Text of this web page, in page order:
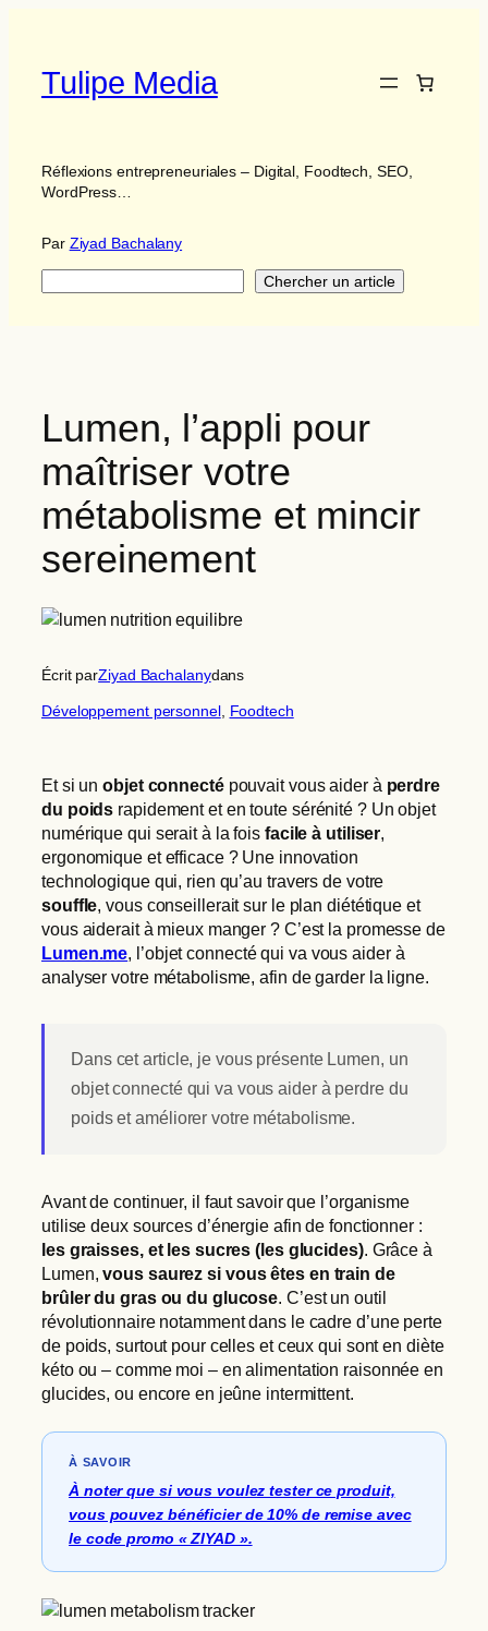
contenuTulipe Media
Réflexions entrepreneuriales – Digital, Foodtech, SEO,
WordPress…
Par Ziyad Bachalany
Chercher un article
Lumen, l’appli pour
maîtriser votre
métabolisme et mincir
sereinement
Écrit parZiyad Bachalanydans
Développement personnel, Foodtech
Et si unobjet connectépouvait vous aider à perdre
du poids rapidement et en toute sérénité ? Un objet
numérique qui serait à la fois facile à utiliser,
ergonomique et efficace ? Une innovation
technologique qui, rien qu’au travers de votre
souffle, vous conseillerait sur le plan diététique et
vous aiderait à mieux manger ? C’est la promesse de
Lumen.me, l’objet connecté qui va vous aider à
analyser votre métabolisme, afin de garder la ligne.
Dans cet article, je vous présente Lumen, un
objet connecté qui va vous aider à perdre du
poids et améliorer votre métabolisme.
Avant de continuer, il faut savoir que l’organisme
utilise deux sources d’énergie afin de fonctionner :
les graisses, et les sucres (les glucides). Grâce à
Lumen,vous saurez si vous êtes en train de
brûler du gras ou du glucose. C’est un outil
révolutionnaire notamment dans le cadre d’une perte
de poids, surtout pour celles et ceux qui sont en diète
kéto ou – comme moi – en alimentation raisonnée en
glucides, ou encore en jeûne intermittent.
À SAVOIR
À noter que si vous voulez tester ce produit,
vous pouvez bénéficier de 10% de remise avec
le code promo « ZIYAD ».